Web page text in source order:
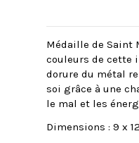
Médaille de Saint
couleurs de cette
dorure du métal
soi grâce à une
le mal et les
Dimensions : 9 x